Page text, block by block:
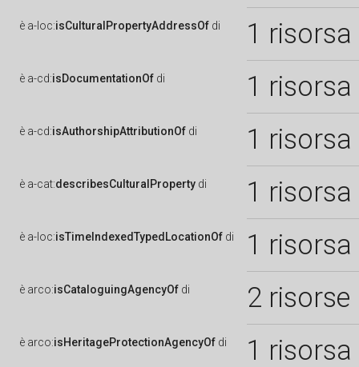
è a-loc:isCulturalPropertyAddressOf di 1 risorsa
è a-cd:isDocumentationOf di 1 risorsa
è a-cd:isAuthorshipAttributionOf di 1 risorsa
è a-cat:describesCulturalProperty di 1 risorsa
è a-loc:isTimeIndexedTypedLocationOf di 1 risorsa
è arco:isCataloguingAgencyOf di 2 risorse
è arco:isHeritageProtectionAgencyOf di 1 risorsa